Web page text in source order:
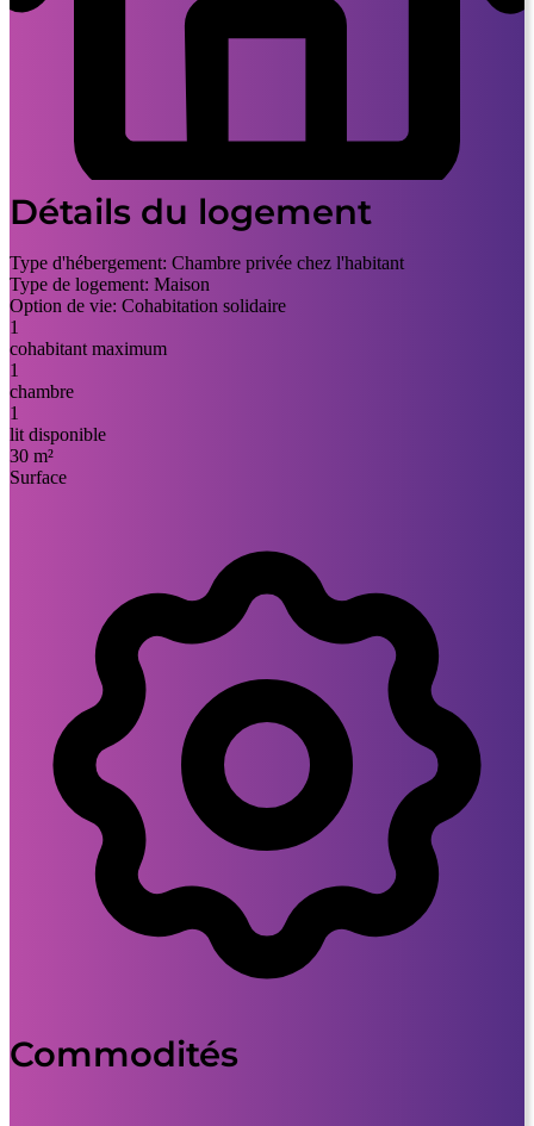
Détails du logement
Type d'hébergement: Chambre privée chez l'habitant
Type de logement: Maison
Option de vie: Cohabitation solidaire
1
cohabitant maximum
1
chambre
1
lit disponible
30 m²
Surface
Commodités